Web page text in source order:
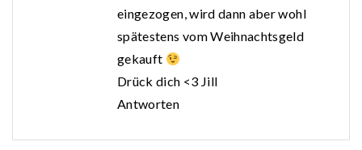
eingezogen, wird dann aber wohl
spätestens vom Weihnachtsgeld
gekauft
Drück dich <3 Jill
Antworten